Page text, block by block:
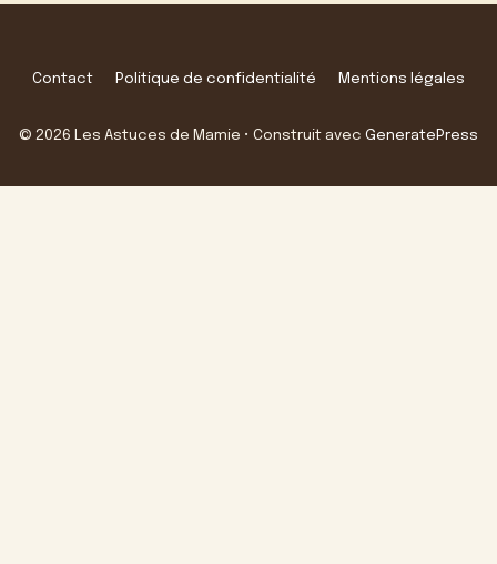
Contact Politique de confidentialité Mentions légales
© 2026 Les Astuces de Mamie • Construit avec GeneratePress